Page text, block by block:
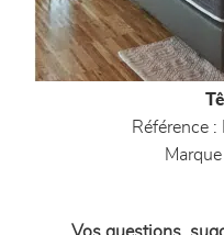
Référence :
Marque